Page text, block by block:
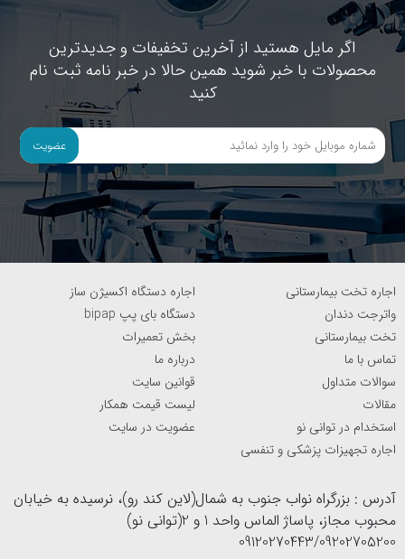
اگر مایل هستید از آخرین تخفیفات و جدیدترین
محصولات با خبر شوید همین حالا در خبر نامه ثبت نام
کنید
عضویت
اجاره تخت بیمارستانی
اجاره دستگاه اکسیژن ساز
واترجت دندان
دستگاه بای پپ bipap
تخت بیمارستانی
بخش تعمیرات
تماس با ما
درباره ما
سوالات متداول
قوانین سایت
مقالات
لیست قیمت همکار
استخدام در توانی نو
عضویت در سایت
اجاره تجهیزات پزشکی و تنفسی
آدرس : بزرگراه نواب جنوب به شمال(لاین کند رو)، نرسیده به خیابان
محبوب مجاز، پاساژ الماس واحد 1 و 2(توانی نو)
09120270443/09202705200